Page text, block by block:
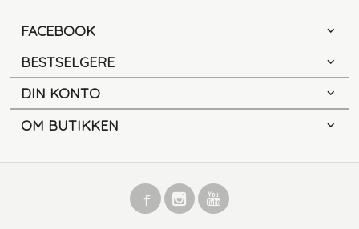
FACEBOOK
BESTSELGERE
DIN KONTO
OM BUTIKKEN